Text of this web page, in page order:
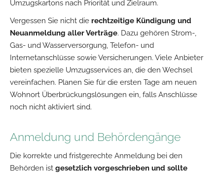
Umzugskartons nach Priorität und Zielraum.
Vergessen Sie nicht die rechtzeitige Kündigung und
Neuanmeldung aller Verträge. Dazu gehören Strom-,
Gas- und Wasserversorgung, Telefon- und
Internetanschlüsse sowie Versicherungen. Viele Anbieter
bieten spezielle Umzugsservices an, die den Wechsel
vereinfachen. Planen Sie für die ersten Tage am neuen
Wohnort Überbrückungslösungen ein, falls Anschlüsse
noch nicht aktiviert sind.
Anmeldung und Behördengänge
Die korrekte und fristgerechte Anmeldung bei den
Behörden ist gesetzlich vorgeschrieben und sollte